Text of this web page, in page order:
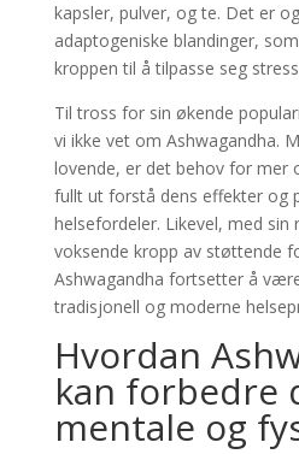
kapsler, pulver, og te. Det er
adaptogeniske blandinger,
kroppen til å tilpasse seg
Til tross for sin økende
vi ikke vet om Ashwagandha.
lovende, er det behov for mer
fullt ut forstå dens effekter og
helsefordeler. Likevel, med sin
voksende kropp av støttende
Ashwagandha fortsetter å
tradisjonell og moderne
Hvordan
kan forbedre
mentale og